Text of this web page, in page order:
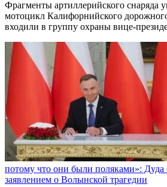
Фрагменты артиллерийского снаряда
мотоцикл Калифорнийского
входили в группу охраны вице-
потому что они были поляками»: Дуда
заявлением о Волынской трагедии